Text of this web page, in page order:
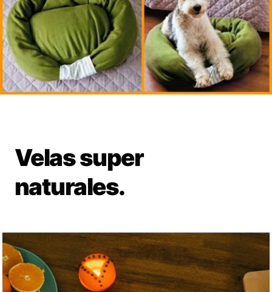
Velas super
naturales.